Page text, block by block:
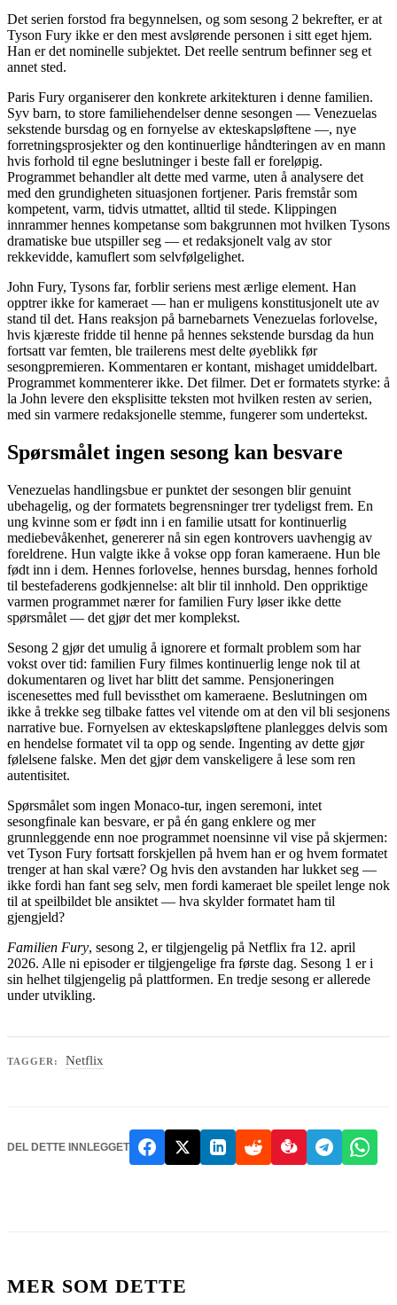
Det serien forstod fra begynnelsen, og som sesong 2 bekrefter, er at
Tyson Fury ikke er den mest avslørende personen i sitt eget hjem.
Han er det nominelle subjektet. Det reelle sentrum befinner seg et
annet sted.
Paris Fury organiserer den konkrete arkitekturen i denne familien.
Syv barn, to store familiehendelser denne sesongen — Venezuelas
sekstende bursdag og en fornyelse av ekteskapsløftene —, nye
forretningsprosjekter og den kontinuerlige håndteringen av en mann
hvis forhold til egne beslutninger i beste fall er foreløpig.
Programmet behandler alt dette med varme, uten å analysere det
med den grundigheten situasjonen fortjener. Paris fremstår som
kompetent, varm, tidvis utmattet, alltid til stede. Klippingen
innrammer hennes kompetanse som bakgrunnen mot hvilken Tysons
dramatiske bue utspiller seg — et redaksjonelt valg av stor
rekkevidde, kamuflert som selvfølgelighet.
John Fury, Tysons far, forblir seriens mest ærlige element. Han
opptrer ikke for kameraet — han er muligens konstitusjonelt ute av
stand til det. Hans reaksjon på barnebarnets Venezuelas forlovelse,
hvis kjæreste fridde til henne på hennes sekstende bursdag da hun
fortsatt var femten, ble trailerens mest delte øyeblikk før
sesongpremieren. Kommentaren er kontant, mishaget umiddelbart.
Programmet kommenterer ikke. Det filmer. Det er formatets styrke: å
la John levere den eksplisitte teksten mot hvilken resten av serien,
med sin varmere redaksjonelle stemme, fungerer som undertekst.
Spørsmålet ingen sesong kan besvare
Venezuelas handlingsbue er punktet der sesongen blir genuint
ubehagelig, og der formatets begrensninger trer tydeligst frem. En
ung kvinne som er født inn i en familie utsatt for kontinuerlig
mediebevåkenhet, genererer nå sin egen kontrovers uavhengig av
foreldrene. Hun valgte ikke å vokse opp foran kameraene. Hun ble
født inn i dem. Hennes forlovelse, hennes bursdag, hennes forhold
til bestefaderens godkjennelse: alt blir til innhold. Den oppriktige
varmen programmet nærer for familien Fury løser ikke dette
spørsmålet — det gjør det mer komplekst.
Sesong 2 gjør det umulig å ignorere et formalt problem som har
vokst over tid: familien Fury filmes kontinuerlig lenge nok til at
dokumentaren og livet har blitt det samme. Pensjoneringen
iscenesettes med full bevissthet om kameraene. Beslutningen om
ikke å trekke seg tilbake fattes vel vitende om at den vil bli sesjonens
narrative bue. Fornyelsen av ekteskapsløftene planlegges delvis som
en hendelse formatet vil ta opp og sende. Ingenting av dette gjør
følelsene falske. Men det gjør dem vanskeligere å lese som ren
autentisitet.
Spørsmålet som ingen Monaco-tur, ingen seremoni, intet
sesongfinale kan besvare, er på én gang enklere og mer
grunnleggende enn noe programmet noensinne vil vise på skjermen:
vet Tyson Fury fortsatt forskjellen på hvem han er og hvem formatet
trenger at han skal være? Og hvis den avstanden har lukket seg —
ikke fordi han fant seg selv, men fordi kameraet ble speilet lenge nok
til at speilbildet ble ansiktet — hva skylder formatet ham til
gjengjeld?
Familien Fury, sesong 2, er tilgjengelig på Netflix fra 12. april
2026. Alle ni episoder er tilgjengelige fra første dag. Sesong 1 er i
sin helhet tilgjengelig på plattformen. En tredje sesong er allerede
under utvikling.
TAGGER: Netflix
DEL DETTE INNLEGGET
MER SOM DETTE